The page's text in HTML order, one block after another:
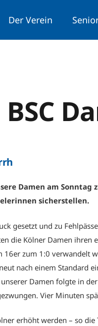
Der Verein
Damen am Sonntag
sicherstellen.
gesetzt und zu
die Kölner Damen ihren
16er zum 1:0 verwandelt
nach einem Standard
Damen folgte in
Vier Minuten
erhöht werden – so